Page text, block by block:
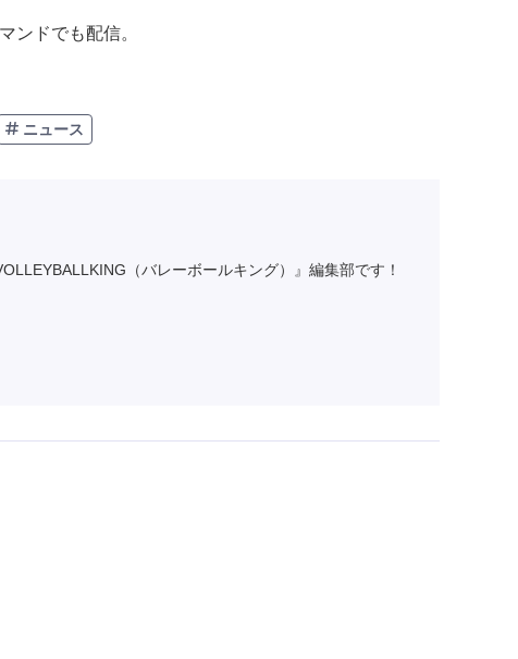
ンドでも配信。
ニュース
（バレーボールキング）』編集部です！